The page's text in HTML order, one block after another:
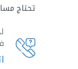
تحتاج